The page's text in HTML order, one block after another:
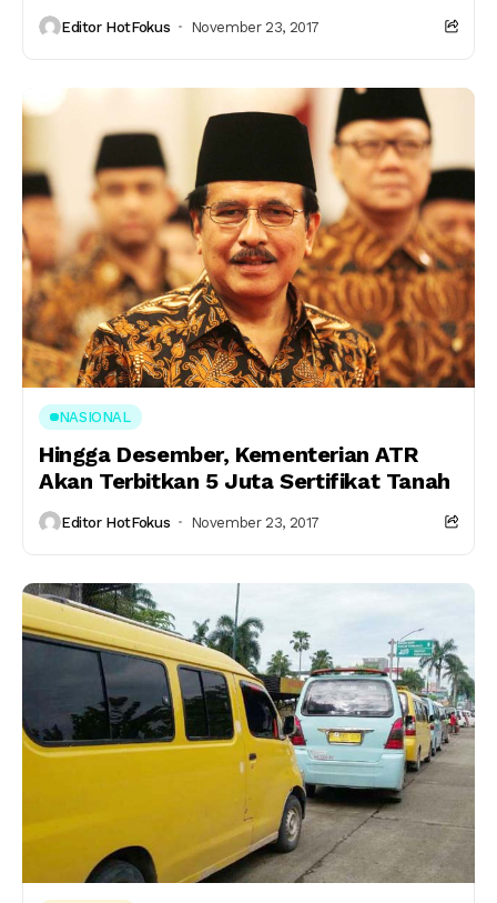
Editor HotFokus November 23, 2017
NASIONAL
Hingga Desember, Kementerian ATR
Akan Terbitkan 5 Juta Sertifikat Tanah
Editor HotFokus November 23, 2017